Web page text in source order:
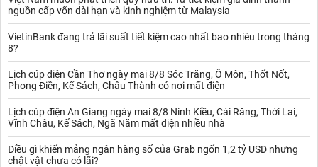
nguồn cấp vốn dài hạn và kinh nghiệm từ Malaysia
VietinBank đang trả lãi suất tiết kiệm cao nhất bao nhiêu trong tháng
8?
Lịch cúp điện Cần Thơ ngày mai 8/8 Sóc Trăng, Ô Môn, Thốt Nốt,
Phong Điền, Kế Sách, Châu Thành có nơi mất điện
Lịch cúp điện An Giang ngày mai 8/8 Ninh Kiều, Cái Răng, Thới Lai,
Vĩnh Châu, Kế Sách, Ngã Năm mất điện nhiều nhà
Điều gì khiến mảng ngân hàng số của Grab ngốn 1,2 tỷ USD nhưng
chật vật chưa có lãi?